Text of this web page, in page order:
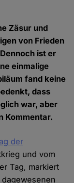
Zäsur und
von Frieden
ist er
einmalige
fand keine
dass
war, aber
Kommentar.
der
und vom
Tag, markiert